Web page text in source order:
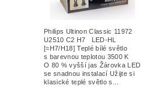
Philips Ultinon Classic 11972
U2510 C2 H7 LED-HL
[≈H7/H18] Teplé bílé světlo
s barevnou teplotou 3500 K
O 80 % vyšší jas Žárovka LED
se snadnou instalací Užijte si
klasické teplé světlo s...